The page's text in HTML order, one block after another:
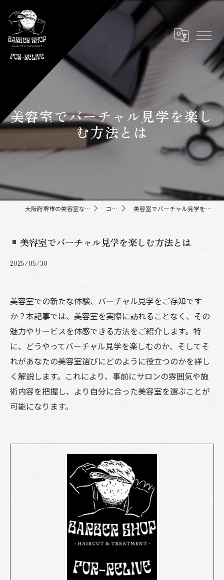
美容室でバーチャル見学を楽し
む方法とは
大阪府堺市の美容室ならFor-Relive コラム 美容室でバーチャル見学を楽しむ方法とは
美容室でバーチャル見学を楽しむ方法とは
2025/05/30
美容室での新たな体験、バーチャル見学をご存知です
か？本記事では、美容室を実際に訪れることなく、その
魅力やサービスを体感できる方法をご紹介します。特
に、どうやってバーチャル見学を楽しむのか、そしてそ
れがあなたの美容室選びにどのように役立つのかを詳し
く解説します。これにより、事前にサロンの雰囲気や施
術内容を把握し、より自分に合った美容室を選ぶことが
可能になります。